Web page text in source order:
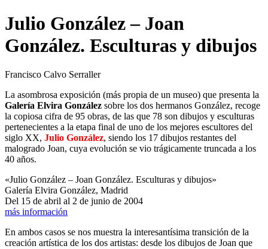
Julio González – Joan
González. Esculturas y dibujos
Francisco Calvo Serraller
La asombrosa exposición (más propia de un museo) que presenta la
Galería Elvira González sobre los dos hermanos González, recoge
la copiosa cifra de 95 obras, de las que 78 son dibujos y esculturas
pertenecientes a la etapa final de uno de los mejores escultores del
siglo XX, Julio González, siendo los 17 dibujos restantes del
malogrado Joan, cuya evolución se vio trágicamente truncada a los
40 años.
«Julio González – Joan González. Esculturas y dibujos»
Galería Elvira González, Madrid
Del 15 de abril al 2 de junio de 2004
más información
En ambos casos se nos muestra la interesantísima transición de la
creación artística de los dos artistas: desde los dibujos de Joan que